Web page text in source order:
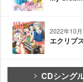
2022年10
エクリプ
CDシング